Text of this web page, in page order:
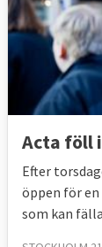
Acta föll
Efter
öppen för
som kan